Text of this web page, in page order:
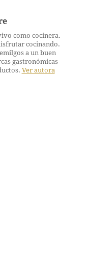
como cocinera.
cocinando.
a un buen
gastronómicas
Ver autora